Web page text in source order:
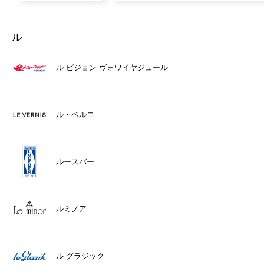
ル
ル ピジョン ヴォワイヤジュール
ル・ベルニ
ルースバー
ルミノア
ル グラジック